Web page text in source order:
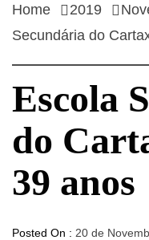
Home 2019
Secundária do
Escola
do
39 anos
Posted On : 20 de